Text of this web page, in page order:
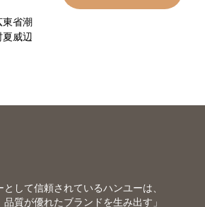
東省潮
威辺
して信頼されているハンユーは、
品質が優れたブランドを生み出す」